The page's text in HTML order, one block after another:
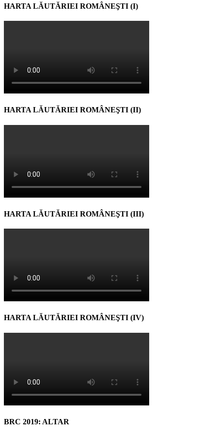
HARTA LĂUTĂRIEI ROMÂNEŞTI (I)
HARTA LĂUTĂRIEI ROMÂNEŞTI (II)
HARTA LĂUTĂRIEI ROMÂNEŞTI (III)
HARTA LĂUTĂRIEI ROMÂNEŞTI (IV)
BRC 2019: ALTAR